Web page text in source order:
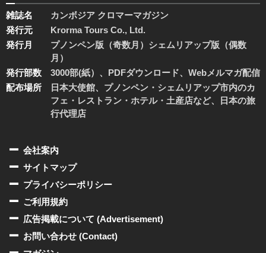
雑誌名
カンボジア クロマーマガジン
発行元
Krorma Tours Co., Ltd.
発行月
プノンペン版（奇数月）シェムリアップ版（偶数
月）
発行部数
3000部(紙）、PDFダウンロード、Webメルマガ配信
配布場所
日本大使館、プノンペン・シェムリアップ市内のカ
フェ・レストラン・ホテル・土産店など、日本の旅
行代理店
会社案内
サイトマップ
プライバシーポリシー
ご利用規約
広告掲載について (Advertisement)
お問い合わせ (Contact)